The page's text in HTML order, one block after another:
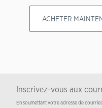
ACHETER
Inscrivez-vous aux
En soumettant votre adresse de